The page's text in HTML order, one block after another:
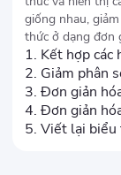
giống nhau,
thức ở dạng đơn
1. Kết hợp các
2. Giảm phân
3. Đơn giản
4. Đơn giản
5. Viết lại biểu